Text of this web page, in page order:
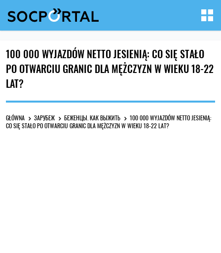
100 000 WYJAZDÓW NETTO JESIENIĄ: CO SIĘ STAŁO
PO OTWARCIU GRANIC DLA MĘŻCZYZN W WIEKU 18-22
LAT?
GŁÓWNA ЗАРУБЕЖ БЕЖЕНЦЫ. КАК ВЫЖИТЬ
100 000 WYJAZDÓW NETTO JESIENIĄ:
CO SIĘ STAŁO PO OTWARCIU GRANIC DLA MĘŻCZYZN W WIEKU 18-22 LAT?